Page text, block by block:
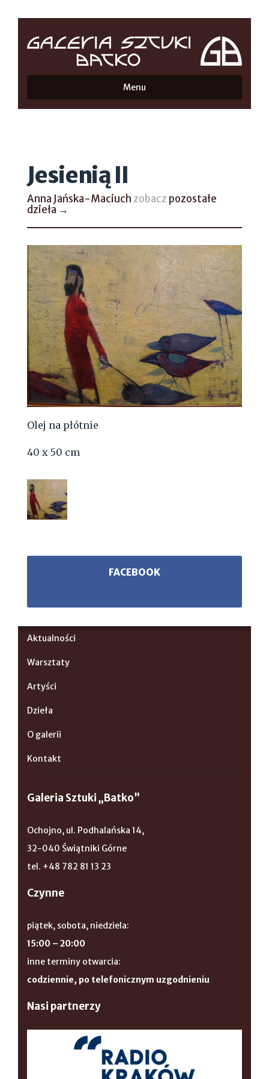
Menu
Jesienią II
Anna Jańska-Maciuchzobacz pozostałe
dzieła →
Olej na płótnie
40 x 50 cm
FACEBOOK
Aktualności
Warsztaty
Artyści
Dzieła
O galerii
Kontakt
Galeria Sztuki „Batko”
Ochojno, ul. Podhalańska 14,
32-040 Świątniki Górne
tel. +48 782 81 13 23
Czynne
piątek, sobota, niedziela:
15:00 – 20:00
inne terminy otwarcia:
codziennie, po telefonicznym uzgodnieniu
Nasi partnerzy